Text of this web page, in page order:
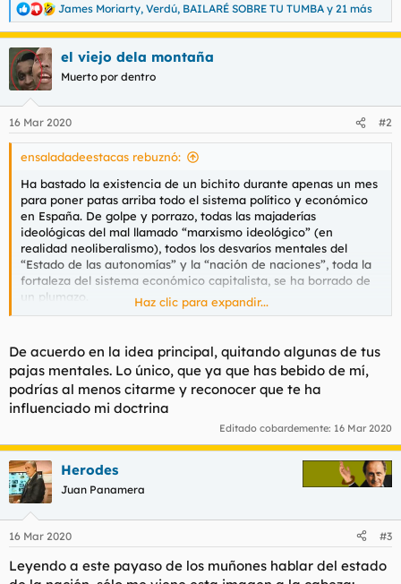
R
e
a
c
c
i
e
s
James Moriarty, Verdú, BAILARÉ SOBRE TU TUMBA y 21 más
el viejo dela montaña
Muerto por dentro
16 Mar 2020 #2
ensaladadeestacas rebuznó:
Ha bastado la existencia de un bichito durante apenas un mes
para poner patas arriba todo el sistema político y económico
en España. De golpe y porrazo, todas las majaderías
ideológicas del mal llamado “marxismo ideológico” (en
realidad neoliberalismo), todos los desvaríos mentales del
“Estado de las autonomías” y la “nación de naciones”, toda la
fortaleza del sistema económico capitalista, se ha borrado de
un plumazo.
lo importante no es reconocer como algo de lo que sentirse
orgulloso el tener una tara mental que impide reconocer los
hechos biológicos más elementales (las mujeres no tienen
pito); tampoco lo importante es el lenguaje inclusivo ni las
políticas “con perspectiva de género”. Un bichito ha hecho que
las que hace una semana salían a la calle dando vergüenza
ajena y dispuestas a derrocar el “sistema heteropatriarcal”,
estén metidas debajo de la cama con dos kilos de latex
encima. Y no precisamente para ganarse el jornal.
Más aún, el ciudadano de a pie ha visto que cualquiera no
puede cruzar una frontera y que estas están para algo,
cumpliendo una función vital para la seguridad de todos;
con los que obsequiar a todo aquel que los demande
Haz clic para expandir...
De acuerdo en la idea principal, quitando algunas de tus
pajas mentales. Lo único, que ya que has bebido de mí,
podrías al menos citarme y reconocer que te ha
influenciado mi doctrina
Editado cobardemente: 16 Mar 2020
Herodes
Juan Panamera
16 Mar 2020 #3
Leyendo a este payaso de los muñones hablar del estado